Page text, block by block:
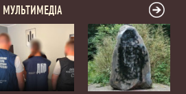
МУЛЬТИМЕДІА